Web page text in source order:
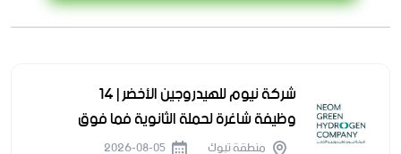
شركة نيوم للهيدروجين الأخضر | 14
وظيفة شاغرة لحملة الثانوية فما فوق